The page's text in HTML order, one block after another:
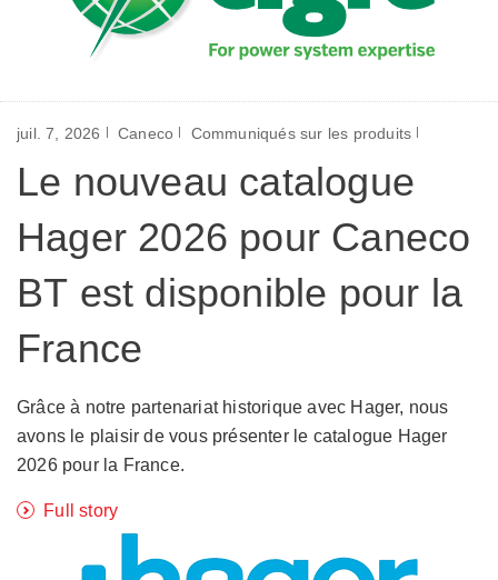
juil. 7, 2026 Caneco Communiqués sur les produits
Le nouveau catalogue
Hager 2026 pour Caneco
BT est disponible pour la
France
Grâce à notre partenariat historique avec Hager, nous
avons le plaisir de vous présenter le catalogue Hager
2026 pour la France.
Full story